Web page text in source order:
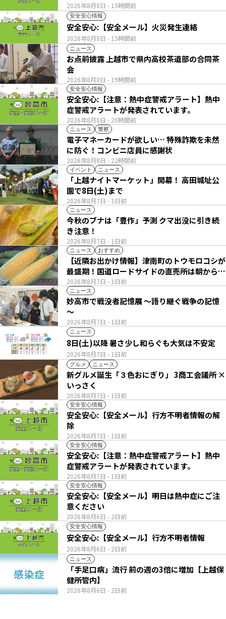
2026年8月8日 - 15時間前
安全安心情報
2026年8月8日 - 15時間前
安全安心:【安全メール】火災発生連絡
ニュース
2026年8月8日 - 19時間前
お点前披露 上越市で県内高校茶道部の合同茶
会
安全安心情報
2026年8月8日 - 20時間前
安全安心:【注意：熱中症警戒アラート】熱中
症警戒アラートが発表されています。
ニュース 警察
2026年8月8日 - 22時間前
電子マネーカードが欲しい… 特殊詐欺を未然
に防ぐ！コンビニ店員に感謝状
イベント ニュース
2026年8月7日 - 1日前
「上越ナイトマーケット」開幕！ 高田城址公
園で8日(土)まで
ニュース
2026年8月7日 - 1日前
今秋のブナは「豊作」予測 クマ出没に引き続
き注意！
ニュース おすすめ
2026年8月7日 - 1日前
【近隣お出かけ情報】津南町のトウモロコシが
最盛期！国道ロードサイドの直売所は朝から長
い列
ニュース
2026年8月7日 - 1日前
妙高市で戦没者記憶展 ～語り継ぐ戦争の記憶
～
ニュース
2026年8月7日 - 1日前
8日(土)以降 暑さ少し和らぐも大気は不安定
グルメ ニュース
2026年8月7日 - 1日前
新グルメ誕生「３色おにぎり」 3商工会議所 ×
いっさく
安全安心情報
2026年8月7日 - 1日前
安全安心:【安全メール】行方不明者情報の解
除
安全安心情報
2026年8月7日 - 1日前
安全安心:【注意：熱中症警戒アラート】熱中
症警戒アラートが発表されています。
安全安心情報
2026年8月6日 - 2日前
安全安心:【安全メール】明日は熱中症にご注
意ください
安全安心情報
2026年8月6日 - 2日前
安全安心:【安全メール】行方不明者情報
ニュース
2026年8月6日 - 2日前
「手足口病」流行 前の週の3倍に増加【上越保
健所管内】